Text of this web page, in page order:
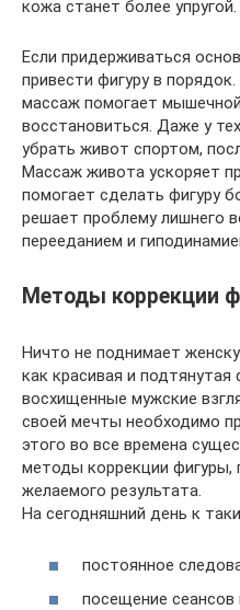
кожа станет более упругой.
Если придерживаться
привести фигуру в
массаж помогает
восстановиться. Даже у
убрать живот спортом,
Массаж живота ускоряет
помогает сделать фигуру
решает проблему лишнего
перееданием и
Методы коррекции
Ничто не поднимает
как красивая и
восхищенные мужские
своей мечты необходимо
этого во все времена
методы коррекции
желаемого результата.
На сегодняшний день к
постоянное
посещение сеансов